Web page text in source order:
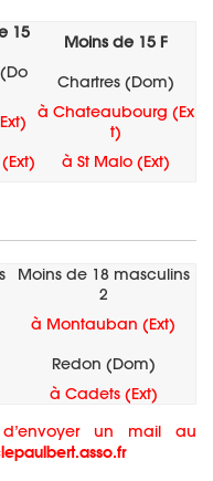
15
Moins de 15 F
Chartres (Dom)
à Chateaubourg (Ex
t)
à St Malo (Ext)
Moins de 18 masculins
2
à Montauban (Ext)
Redon (Dom)
à Cadets (Ext)
un mail au